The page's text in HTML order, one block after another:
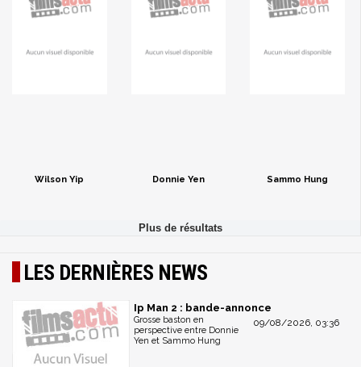
Wilson Yip Donnie Yen Sammo Hung
LES DERNIÈRES NEWS
Ip Man 2 : bande-annonce
09/08/2026, 03:36
Grosse baston en
perspective entre Donnie
Yen et Sammo Hung